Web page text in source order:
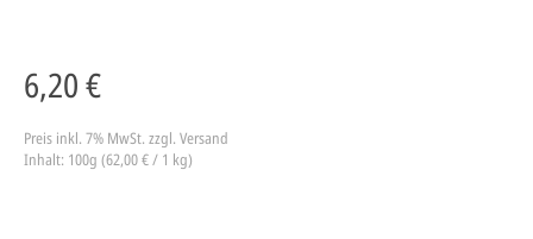
6,20 €
Preis inkl. 7% MwSt. zzgl. Versand
Inhalt: 100g (62,00 € / 1 kg)